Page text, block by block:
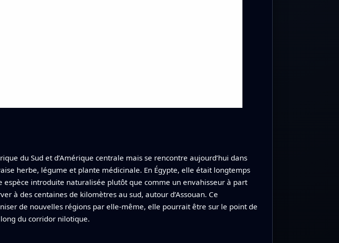
du Sud et d’Amérique centrale mais se rencontre aujourd’hui dans
herbe, légume et plante médicinale. En Égypte, elle était longtemps
introduite naturalisée plutôt que comme un envahisseur à part
à des centaines de kilomètres au sud, autour d’Assouan. Ce
de nouvelles régions par elle‑même, elle pourrait être sur le point de
du corridor nilotique.